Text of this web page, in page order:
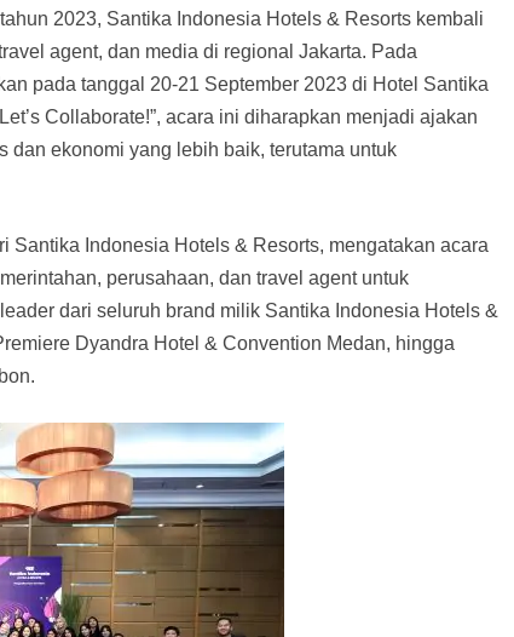
2023, Santika Indonesia Hotels & Resorts kembali
agent, dan media di regional Jakarta. Pada
pada tanggal 20-21 September 2023 di Hotel Santika
Collaborate!”, acara ini diharapkan menjadi ajakan
dan ekonomi yang lebih baik, terutama untuk
Santika Indonesia Hotels & Resorts, mengatakan acara
perusahaan, dan travel agent untuk
dari seluruh brand milik Santika Indonesia Hotels &
Dyandra Hotel & Convention Medan, hingga